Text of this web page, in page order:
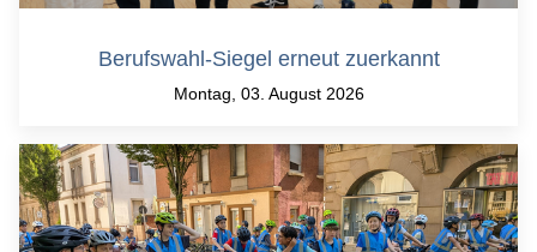
Berufswahl-Siegel erneut zuerkannt
Montag, 03. August 2026